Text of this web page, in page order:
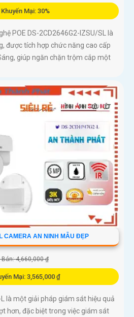
Khuyến Mại: 30%
POE DS-2CD2646G2-IZSU/SL là
được tích hợp chức năng cao cấp
giúp ngăn chặn trộm cắp một
CAMERA AN NINH MẪU ĐẸP
Bán: 4,660,000 ₫
Mại: 3,565,000 ₫
là một giải pháp giám sát hiệu quả
hơn, đặc biệt trong việc giám sát